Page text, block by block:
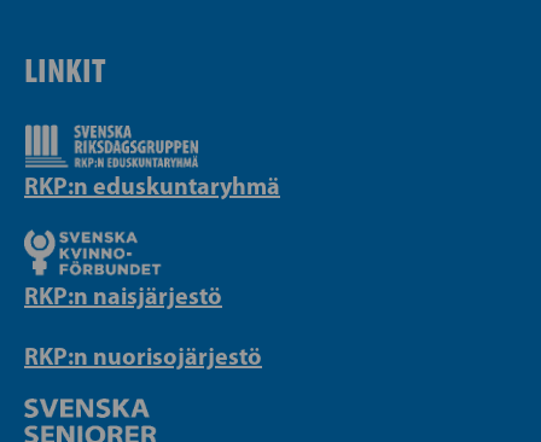
LINKIT
RKP:n eduskuntaryhmä
RKP:n naisjärjestö
RKP:n nuorisojärjestö